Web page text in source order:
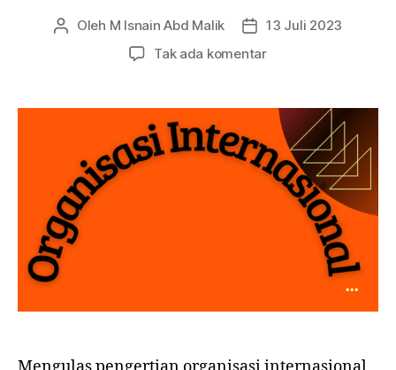
Penulis
Oleh M Isnain Abd Malik
Tanggal
artikel
13 Juli 2023
Tak ada komentarpada
Internasional:
Karakteristik,
Fungsi,
Peran